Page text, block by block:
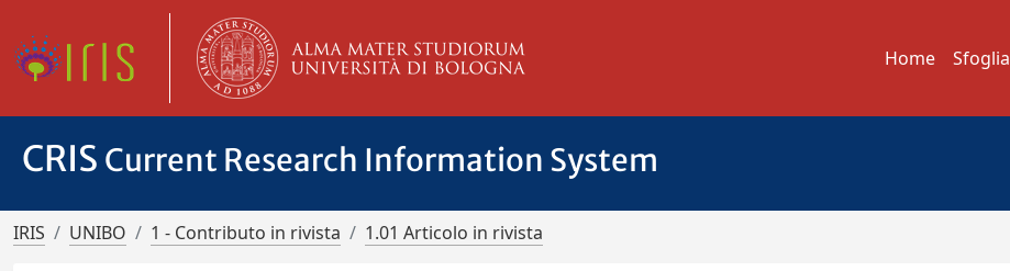
Home Sfoglia
CRIS Current Research Information System
IRIS UNIBO 1 - Contributo in rivista 1.01 Articolo in rivista